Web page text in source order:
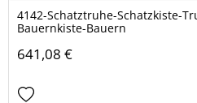
4142-Schatztruhe-Schatzkiste-
Bauernkiste-Bauern
641,08 €